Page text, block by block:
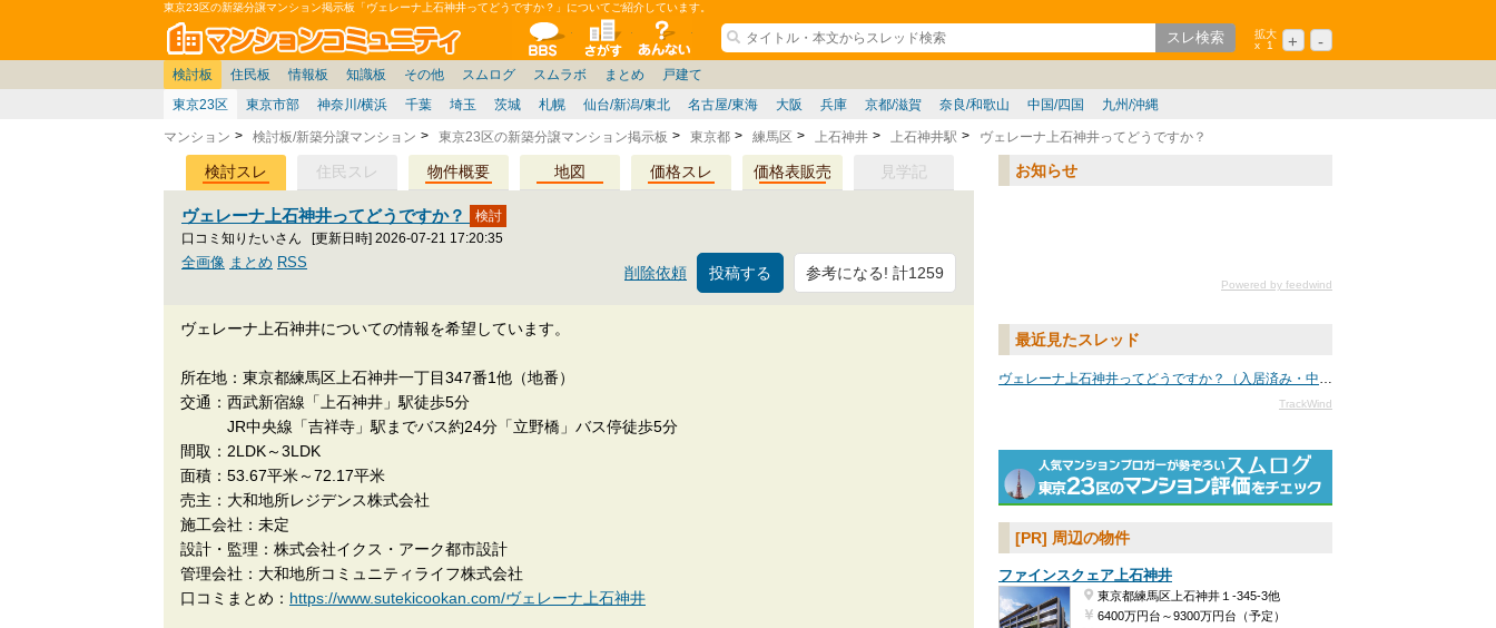
東京23区の新築分譲マンション掲示板「ヴェレーナ上石神井ってどうですか？」についてご紹介しています。
マンションコミュニティ
全掲示板 物件検索 サイトについて
拡大
x
1 + -
検討板
東京23区
東京市部 神奈川/横浜 千葉 埼玉 茨城 札幌 仙台/新潟/東北 名古屋/東海 大阪 兵庫 京都/滋賀 奈良/和歌山 中国/四国 九州/沖縄
住民板
東京 神奈川 埼玉/千葉/関東 札幌/東北/北陸/信越 名古屋/東海 大阪/兵庫/京都/関西
情報板
価格表 スムログ出張所 暮らしやすさ評価 見学記
知識板
住宅ローン デベ/ゼネコン マンション雑談 マンション質問 住宅質問 管理会社/組合
その他
雑談 賃貸 移住相談 リゾート 広告 バトル 家具 ニュース 個人取引 政治
スムログ
お便り返し 座談会/対談 ブロガーの本音 マンション管理 ノウハウ 東京都 神奈川県
スムラボ
関東 中部 近畿 北海道 東北 中国 九州 その他 まとめ
東京都 神奈川県 千葉県 埼玉県 愛知県 大阪府 兵庫県 福岡県 戸建て
注文住宅 建売住宅 戸建質問 住宅設備
マンション 検討板/新築分譲マンション 東京23区の新築分譲マンション掲示板 東京都 練馬区 上石神井 上石神井駅 ヴェレーナ上石神井ってどうですか？
検討スレ 住民スレ 物件概要 地図 価格スレ 価格表販売 見学記
ヴェレーナ上石神井ってどうですか？
口コミ知りたいさん [更新日時] 2026-07-21 17:20:35
削除依頼 参考になる! 計1259
全画像 まとめ RSS
ヴェレーナ上石神井についての情報を希望しています。
所在地：東京都練馬区上石神井一丁目347番1他（地番）
交通：西武新宿線「上石神井」駅徒歩5分
JR中央線「吉祥寺」駅までバス約24分「立野橋」バス停徒歩5分
間取：2LDK～3LDK
面積：53.67平米～72.17平米
売主：大和地所レジデンス株式会社
施工会社：未定
設計・監理：株式会社イクス・アーク都市設計
管理会社：大和地所コミュニティライフ株式会社
口コミまとめ： https://www.sutekicookan.com/ヴェレーナ上石神井
お知らせ
Powered by feedwind
最近見たスレッド
ヴェレーナ上石神井ってどうですか？（入居済み・中古・賃貸）
TrackWind
[PR] 周辺の物件
ファインスクェア上石神井
東京都練馬区上石神井１-345-3他
6400万円台～9300万円台（予定）